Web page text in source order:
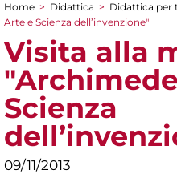
Tu sei qui
Home > Didattica > Didattica per
Arte e Scienza dell’invenzione"
Visita alla
Scienza
09/11/2013